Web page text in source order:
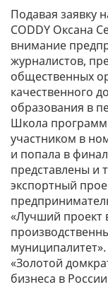
Подавая заявку
CODDY Оксана
внимание
журналистов,
общественных
качественного
образования в
Школа
участником в
и попала в
представлены и
экспортный
«Лучший проект
«Золотой
бизнеса в